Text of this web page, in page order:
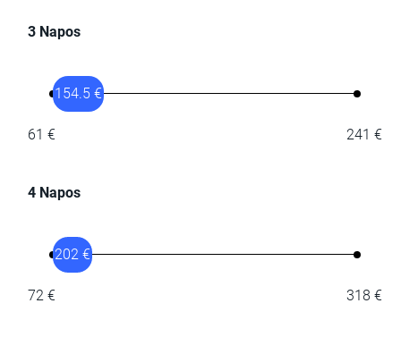
3 Napos
61 €
154.5 €
241 €
4 Napos
72 €
202 €
318 €